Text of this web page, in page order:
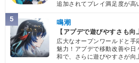
追加されてプレイ満足度が高
5 鳴潮
【アプデで遊びやすさも向
広大なオープンワールドと手
魅力！アプデで移動改善や日
和で、さらに遊びやすさが向